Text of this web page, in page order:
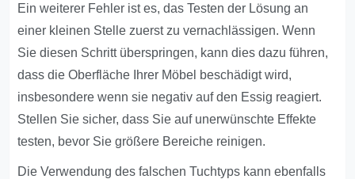
Ein weiterer Fehler ist es, das Testen der Lösung an
einer kleinen Stelle zuerst zu vernachlässigen. Wenn
Sie diesen Schritt überspringen, kann dies dazu führen,
dass die Oberfläche Ihrer Möbel beschädigt wird,
insbesondere wenn sie negativ auf den Essig reagiert.
Stellen Sie sicher, dass Sie auf unerwünschte Effekte
testen, bevor Sie größere Bereiche reinigen.
Die Verwendung des falschen Tuchtyps kann ebenfalls